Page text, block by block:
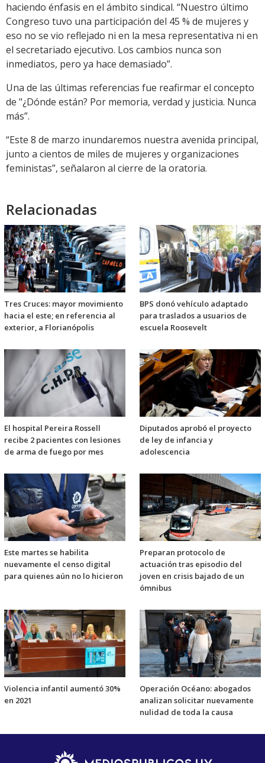
haciendo énfasis en el ámbito sindical. “Nuestro último
Congreso tuvo una participación del 45 % de mujeres y
eso no se vio reflejado ni en la mesa representativa ni en
el secretariado ejecutivo. Los cambios nunca son
inmediatos, pero ya hace demasiado”.
Una de las últimas referencias fue reafirmar el concepto
de "¿Dónde están? Por memoria, verdad y justicia. Nunca
más”.
“Este 8 de marzo inundaremos nuestra avenida principal,
junto a cientos de miles de mujeres y organizaciones
feministas”, señalaron al cierre de la oratoria.
Relacionadas
Tres Cruces: mayor movimiento
hacia el este; en referencia al
exterior, a Florianópolis
BPS donó vehículo adaptado
para traslados a usuarios de
escuela Roosevelt
El hospital Pereira Rossell
recibe 2 pacientes con lesiones
de arma de fuego por mes
Diputados aprobó el proyecto
de ley de infancia y
adolescencia
Este martes se habilita
nuevamente el censo digital
para quienes aún no lo hicieron
Preparan protocolo de
actuación tras episodio del
joven en crisis bajado de un
ómnibus
Violencia infantil aumentó 30%
en 2021
Operación Océano: abogados
analizan solicitar nuevamente
nulidad de toda la causa